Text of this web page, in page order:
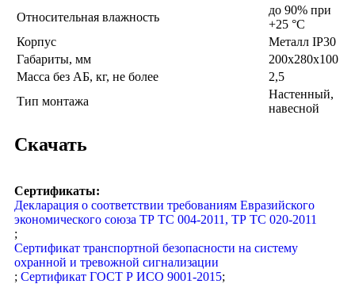
Относительная влажность
до 90% при
+25 °C
Корпус
Металл IP30
Габариты, мм
200х280х100
Масса без АБ, кг, не более
2,5
Тип монтажа
Настенный,
навесной
Скачать
Сертификаты:
Декларация о соответствии требованиям Евразийского
экономического союза ТР ТС 004-2011, ТР ТС 020-2011
;
Сертификат транспортной безопасности на систему
охранной и тревожной сигнализации
; Сертификат ГОСТ Р ИСО 9001-2015;